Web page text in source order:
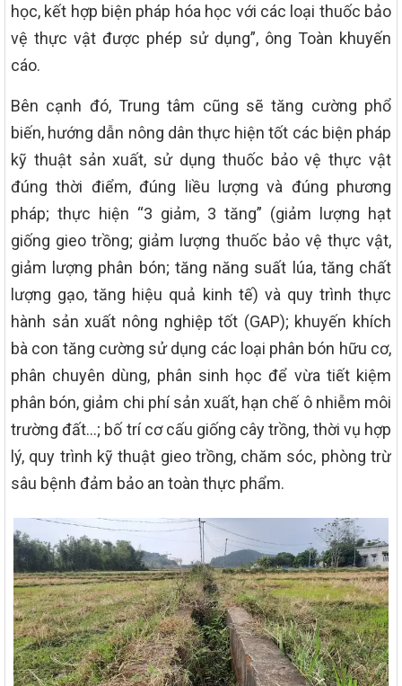
học, kết hợp biện pháp hóa học với các loại thuốc bảo
vệ thực vật được phép sử dụng”, ông Toàn khuyến
cáo.
Bên cạnh đó, Trung tâm cũng sẽ tăng cường phổ
biến, hướng dẫn nông dân thực hiện tốt các biện pháp
kỹ thuật sản xuất, sử dụng thuốc bảo vệ thực vật
đúng thời điểm, đúng liều lượng và đúng phương
pháp; thực hiện “3 giảm, 3 tăng” (giảm lượng hạt
giống gieo trồng; giảm lượng thuốc bảo vệ thực vật,
giảm lượng phân bón; tăng năng suất lúa, tăng chất
lượng gạo, tăng hiệu quả kinh tế) và quy trình thực
hành sản xuất nông nghiệp tốt (GAP); khuyến khích
bà con tăng cường sử dụng các loại phân bón hữu cơ,
phân chuyên dùng, phân sinh học để vừa tiết kiệm
phân bón, giảm chi phí sản xuất, hạn chế ô nhiễm môi
trường đất…; bố trí cơ cấu giống cây trồng, thời vụ hợp
lý, quy trình kỹ thuật gieo trồng, chăm sóc, phòng trừ
sâu bệnh đảm bảo an toàn thực phẩm.